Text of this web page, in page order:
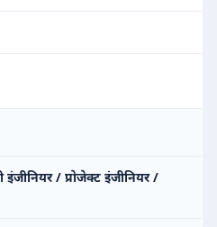
इंजीनियर / प्रोजेक्ट इंजीनियर /